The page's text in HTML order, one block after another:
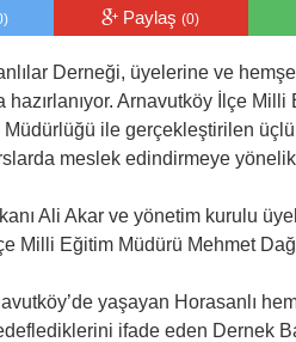
Paylaş(0)
Derneği, üyelerine ve
Arnavutköy İlçe Milli
ile gerçekleştirilen
meslek edindirmeye
Ali Akar ve yönetim kurulu
Milli Eğitim Müdürü Mehmet Dağ
yaşayan Horasanlı
ifade eden Dernek